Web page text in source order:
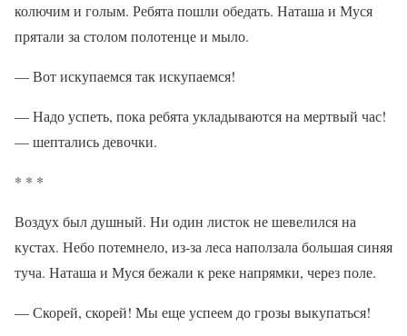
колючим и голым. Ребята пошли обедать. Наташа и Муся
прятали за столом полотенце и мыло.
— Вот искупаемся так искупаемся!
— Надо успеть, пока ребята укладываются на мертвый час!
— шептались девочки.
* * *
Воздух был душный. Ни один листок не шевелился на
кустах. Небо потемнело, из-за леса наползала большая синяя
туча. Наташа и Муся бежали к реке напрямки, через поле.
— Скорей, скорей! Мы еще успеем до грозы выкупаться!